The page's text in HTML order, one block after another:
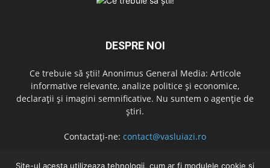
DESPRE NOI
Ce trebuie să știi! Anonimus General Media: Articole
informative relevante, analize politice și economice,
declarații și imagini semnificative. Nu suntem o agenție de
știri.
Contactați-ne: contact@vasluiazi.ro
Site-ul acesta utilizeaza tehnologii, cum ar fi modulele cookie și